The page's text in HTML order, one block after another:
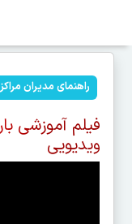
راهنمای مدیران مراکز LMS
فیلم آموزشی
ویدیویی